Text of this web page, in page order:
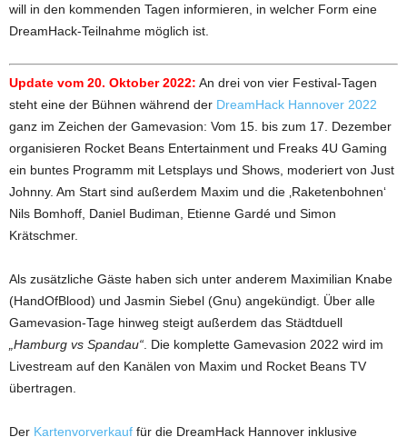
will in den kommenden Tagen informieren, in welcher Form eine
DreamHack-Teilnahme möglich ist.
Update vom 20. Oktober 2022: An drei von vier Festival-Tagen
steht eine der Bühnen während der DreamHack Hannover 2022
ganz im Zeichen der Gamevasion: Vom 15. bis zum 17. Dezember
organisieren Rocket Beans Entertainment und Freaks 4U Gaming
ein buntes Programm mit Letsplays und Shows, moderiert von Just
Johnny. Am Start sind außerdem Maxim und die ‚Raketenbohnen‘
Nils Bomhoff, Daniel Budiman, Etienne Gardé und Simon
Krätschmer.
Als zusätzliche Gäste haben sich unter anderem Maximilian Knabe
(HandOfBlood) und Jasmin Siebel (Gnu) angekündigt. Über alle
Gamevasion-Tage hinweg steigt außerdem das Städtduell
„Hamburg vs Spandau“ . Die komplette Gamevasion 2022 wird im
Livestream auf den Kanälen von Maxim und Rocket Beans TV
übertragen.
Der Kartenvorverkauf für die DreamHack Hannover inklusive